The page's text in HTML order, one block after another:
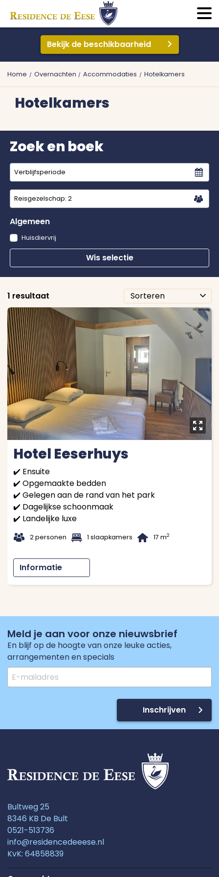
Bekijk de beschikbaarheid
Home Overnachten Accommodaties Hotelkamers
Hotelkamers
1 resultaat
Zoek en boek
Reisgezelschap: 2
Algemeen
Huisdiervrij
Wis selectie
y
Hotel Eeserhuys
✔️ Ensuite
✔️ Opgemaakte bedden
✔️ Gelegen aan de rand van het park
✔️ Dagelijkse schoonmaak
✔️ Landelijke luxe
t 2 personen 1 1 slaapkamers B 17 m2
Informatie
Meld je aan voor onze nieuwsbrief
En blijf op de hoogte van onze leuke acties,
arrangementen en specials
Inschrijven
Bultweg 25
8346 KB De Bult
0521-513736
info@residencedeeese.nl
KvK: 64858839